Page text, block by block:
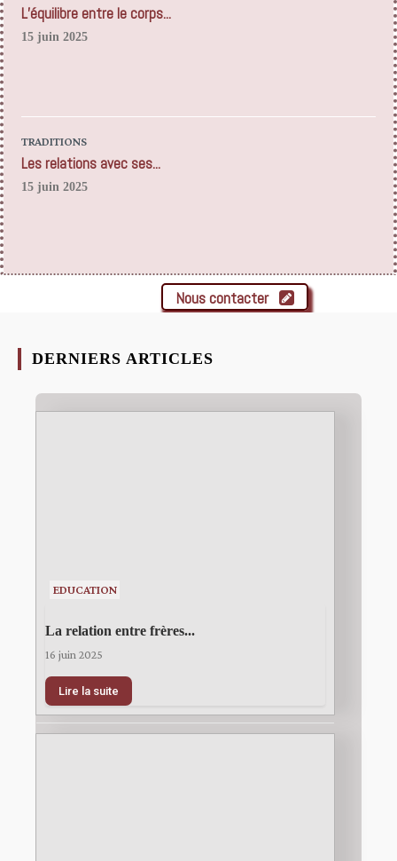
L’équilibre entre le corps...
15 juin 2025
TRADITIONS
Les relations avec ses...
15 juin 2025
Nous contacter
DERNIERS ARTICLES
EDUCATION
La relation entre frères...
16 juin 2025
Lire la suite